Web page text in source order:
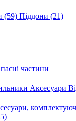
(59) Піддони (21)
частини
Аксесуари